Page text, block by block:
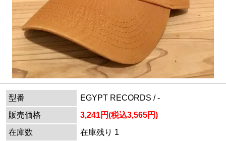
型番
EGYPT RECORDS / -
販売価格
3,241円(税込3,565円)
在庫数
在庫残り 1